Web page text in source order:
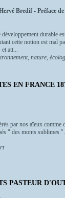
Bredif - Préface
durable
cette notion est mal
et att...
nature,
EN FRANCE
par nos aïeux comme
" des monts sublimes
PASTEUR